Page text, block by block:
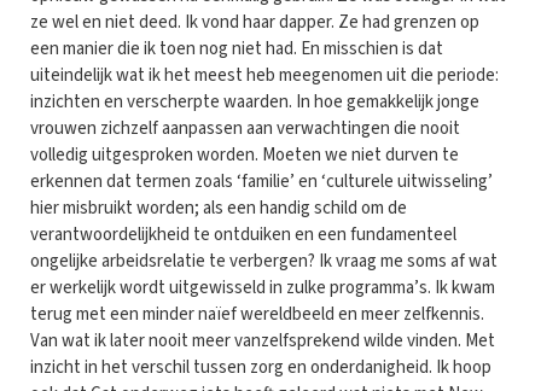
ze wel en niet deed. Ik vond haar dapper. Ze had grenzen op
een manier die ik toen nog niet had. En misschien is dat
uiteindelijk wat ik het meest heb meegenomen uit die periode:
inzichten en verscherpte waarden. In hoe gemakkelijk jonge
vrouwen zichzelf aanpassen aan verwachtingen die nooit
volledig uitgesproken worden. Moeten we niet durven te
erkennen dat termen zoals ‘familie’ en ‘culturele uitwisseling’
hier misbruikt worden; als een handig schild om de
verantwoordelijkheid te ontduiken en een fundamenteel
ongelijke arbeidsrelatie te verbergen? Ik vraag me soms af wat
er werkelijk wordt uitgewisseld in zulke programma’s. Ik kwam
terug met een minder naïef wereldbeeld en meer zelfkennis.
Van wat ik later nooit meer vanzelfsprekend wilde vinden. Met
inzicht in het verschil tussen zorg en onderdanigheid. Ik hoop